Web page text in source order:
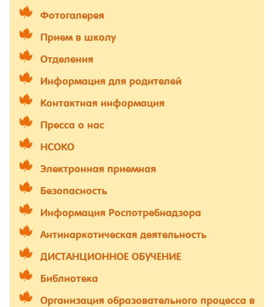
Фотогалерея
Прием в школу
Отделения
Информация для родителей
Контактная информация
Пресса о нас
НСОКО
Электронная приемная
Безопасность
Информация Роспотребнадзора
Антинаркотическая деятельность
ДИСТАНЦИОННОЕ ОБУЧЕНИЕ
Библиотека
Организация образовательного процесса в